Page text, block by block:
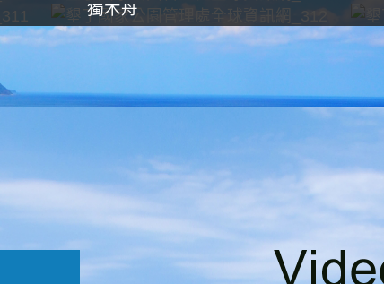
獨木舟